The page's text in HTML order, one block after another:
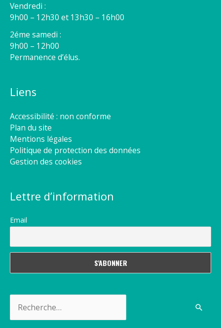
Vendredi :
9h00 – 12h30 et 13h30 – 16h00
2éme samedi :
9h00 – 12h00
Permanence d’élus.
Liens
Accessibilité : non conforme
Plan du site
Mentions légales
Politique de protection des données
Gestion des cookies
Lettre d’information
Email